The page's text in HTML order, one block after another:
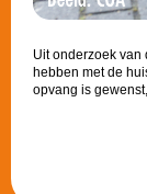
Uit onderzoek van
hebben met de
opvang is